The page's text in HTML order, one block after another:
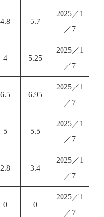
4.8 5.7
2025／1
／7
4 5.25
2025／1
／7
6.5 6.95
2025／1
／7
5 5.5
2025／1
／7
2.8 3.4
2025／1
／7
0 0
2025／1
／7